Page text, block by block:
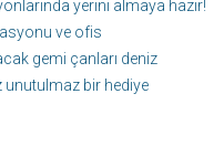
yerini almaya hazır!
ve ofis
gemi çanları deniz
bir hediye